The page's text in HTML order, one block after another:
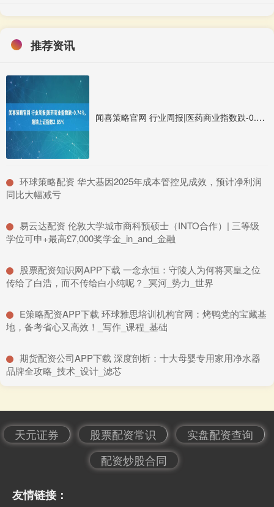
推荐资讯
闻喜策略官网 行业周报|医药商业指数跌-0.74%, 跑输上证指数2.85%
​环球策略配资 华大基因2025年成本管控见成效，预计净利润
同比大幅减亏
​易云达配资 伦敦大学城市商科预硕士（INTO合作）| 三等级
学位可申+最高£7,000奖学金_in_and_金融
​股票配资知识网APP下载 一念永恒：守陵人为何将冥皇之位
传给了白浩，而不传给白小纯呢？_冥河_势力_世界
​E策略配资APP下载 环球雅思培训机构官网：烤鸭党的宝藏基
地，备考省心又高效！_写作_课程_基础
​期货配资公司APP下载 深度剖析：十大母婴专用家用净水器
品牌全攻略_技术_设计_滤芯
天元证券 股票配资常识
实盘配资查询
配资炒股合同
友情链接：